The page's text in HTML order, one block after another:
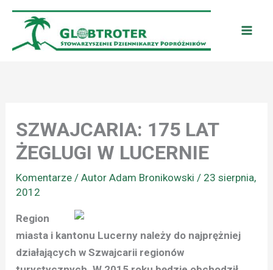
Przejdź
treści
SZWAJCARIA: 175 LAT
ŻEGLUGI W LUCERNIE
Komentarze / Autor Adam Bronikowski/ 23 sierpnia,
2012
Region
miasta i kantonu Lucerny należy do najprężniej
działających w Szwajcarii regionów